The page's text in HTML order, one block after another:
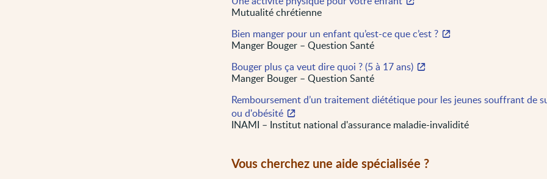
Mutualité chrétienne
Bien manger pour un enfant qu’est-ce que c’est ?
Manger Bouger – Question Santé
Bouger plus ça veut dire quoi ? (5 à 17 ans)
Manger Bouger – Question Santé
Remboursement d’un traitement diététique pour les jeunes souffrant de
ou d'obésité
INAMI – Institut national d'assurance maladie-invalidité
Vous cherchez une aide spécialisée ?